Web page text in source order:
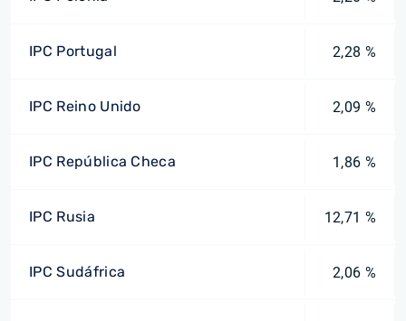
IPC Portugal 2,28 %
IPC Reino Unido 2,09 %
IPC República Checa 1,86 %
IPC Rusia 12,71 %
IPC Sudáfrica 2,06 %